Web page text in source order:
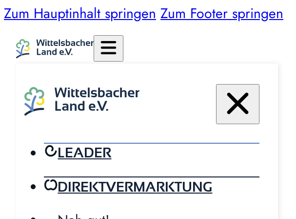
Zum Hauptinhalt springen Zum Footer springen
LEADER
DIREKTVERMARKTUNG